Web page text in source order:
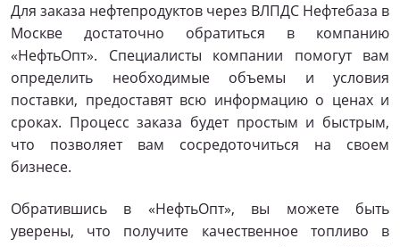
Для заказа нефтепродуктов через ВЛПДС Нефтебаза в
Москве достаточно обратиться в компанию
«НефтьОпт». Специалисты компании помогут вам
определить необходимые объемы и условия
поставки, предоставят всю информацию о ценах и
сроках. Процесс заказа будет простым и быстрым,
что позволяет вам сосредоточиться на своем
бизнесе.
Обратившись в «НефтьОпт», вы можете быть
уверены, что получите качественное топливо в